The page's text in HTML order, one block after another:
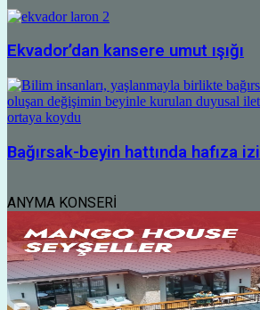
Ekvador’dan kansere umut ışığı
Bağırsak-beyin hattında hafıza izi
ANYMA KONSERİ